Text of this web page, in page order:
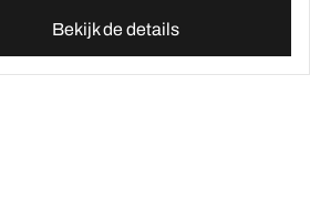
Bekijk de details